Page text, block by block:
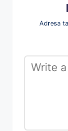
Adresa